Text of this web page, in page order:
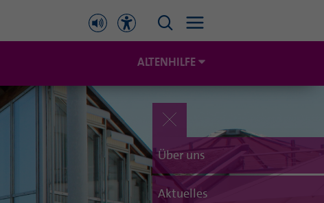
ALTENHILFE
Über uns
Aktuelles